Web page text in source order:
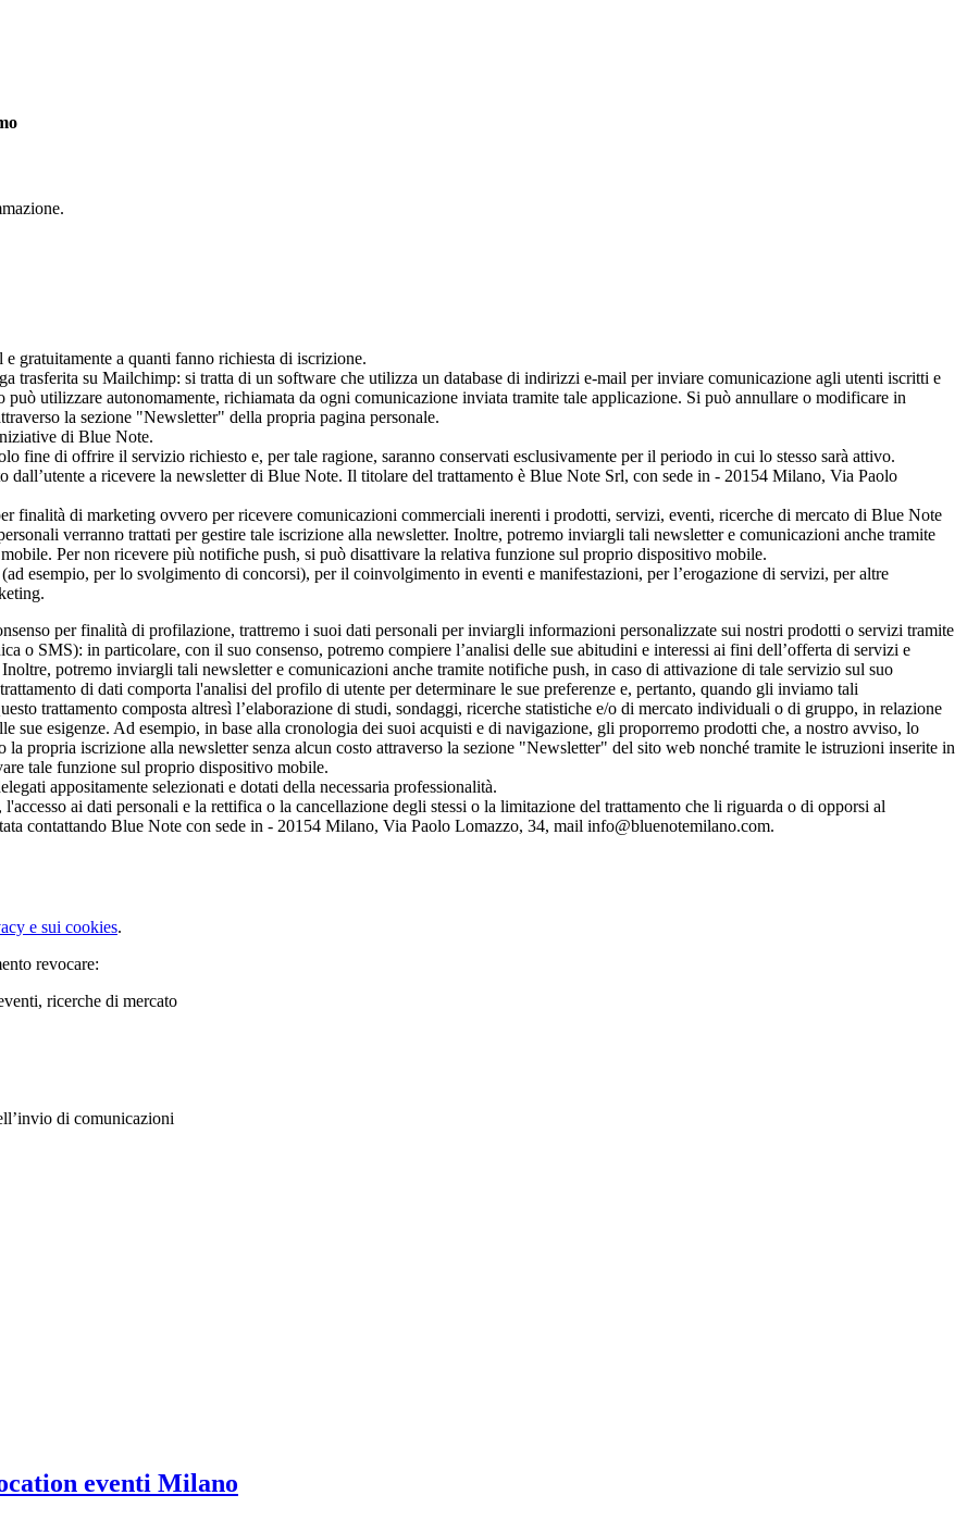
gratuitamente a quanti fanno richiesta di iscrizione.
trasferita su Mailchimp: si tratta di un software che utilizza un database di indirizzi e-mail per inviare comunicazione agli utenti iscritti e
può utilizzare autonomamente, richiamata da ogni comunicazione inviata tramite tale applicazione. Si può annullare o modificare in
la sezione "Newsletter" della propria pagina personale.
di Blue Note.
fine di offrire il servizio richiesto e, per tale ragione, saranno conservati esclusivamente per il periodo in cui lo stesso sarà attivo.
dall’utente a ricevere la newsletter di Blue Note. Il titolare del trattamento è Blue Note Srl, con sede in - 20154 Milano, Via Paolo
finalità di marketing ovvero per ricevere comunicazioni commerciali inerenti i prodotti, servizi, eventi, ricerche di mercato di Blue Note
verranno trattati per gestire tale iscrizione alla newsletter. Inoltre, potremo inviargli tali newsletter e comunicazioni anche tramite
Per non ricevere più notifiche push, si può disattivare la relativa funzione sul proprio dispositivo mobile.
esempio, per lo svolgimento di concorsi), per il coinvolgimento in eventi e manifestazioni, per l’erogazione di servizi, per altre
per finalità di profilazione, trattremo i suoi dati personali per inviargli informazioni personalizzate sui nostri prodotti o servizi tramite
o SMS): in particolare, con il suo consenso, potremo compiere l’analisi delle sue abitudini e interessi ai fini dell’offerta di servizi e
potremo inviargli tali newsletter e comunicazioni anche tramite notifiche push, in caso di attivazione di tale servizio sul suo
di dati comporta l'analisi del profilo di utente per determinare le sue preferenze e, pertanto, quando gli inviamo tali
trattamento composta altresì l’elaborazione di studi, sondaggi, ricerche statistiche e/o di mercato individuali o di gruppo, in relazione
sue esigenze. Ad esempio, in base alla cronologia dei suoi acquisti e di navigazione, gli proporremo prodotti che, a nostro avviso, lo
propria iscrizione alla newsletter senza alcun costo attraverso la sezione "Newsletter" del sito web nonché tramite le istruzioni inserite in
tale funzione sul proprio dispositivo mobile.
appositamente selezionati e dotati della necessaria professionalità.
ai dati personali e la rettifica o la cancellazione degli stessi o la limitazione del trattamento che li riguarda o di opporsi al
contattando Blue Note con sede in - 20154 Milano, Via Paolo Lomazzo, 34, mail info@bluenotemilano.com.
e sui cookies.
revocare:
ricerche di mercato
di comunicazioni